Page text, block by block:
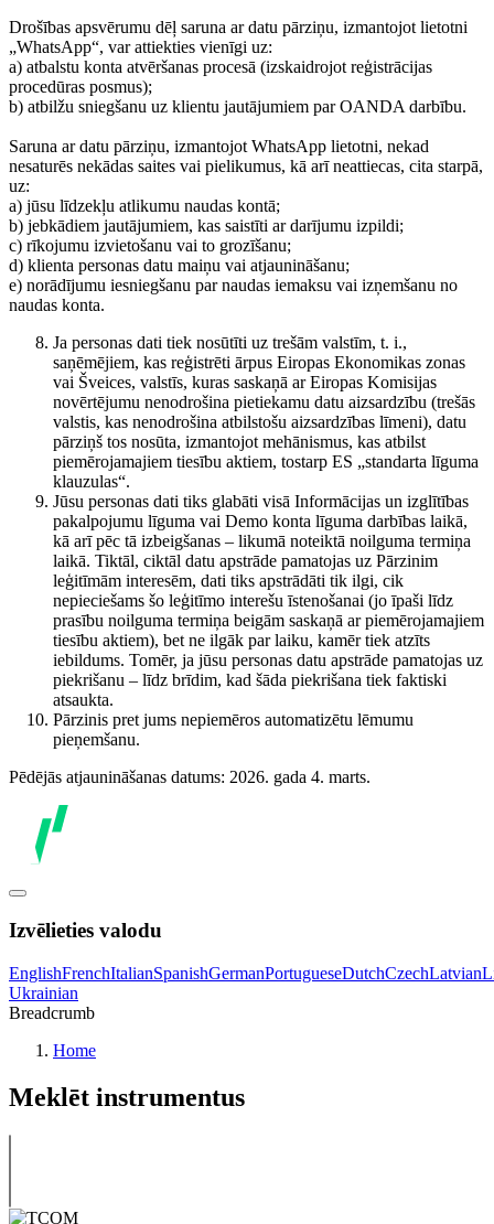
Drošības apsvērumu dēļ saruna ar datu pārziņu, izmantojot lietotni
„WhatsApp“, var attiekties vienīgi uz:
a) atbalstu konta atvēršanas procesā (izskaidrojot reģistrācijas
procedūras posmus);
b) atbilžu sniegšanu uz klientu jautājumiem par OANDA darbību.
Saruna ar datu pārziņu, izmantojot WhatsApp lietotni, nekad
nesaturēs nekādas saites vai pielikumus, kā arī neattiecas, cita starpā,
uz:
a) jūsu līdzekļu atlikumu naudas kontā;
b) jebkādiem jautājumiem, kas saistīti ar darījumu izpildi;
c) rīkojumu izvietošanu vai to grozīšanu;
d) klienta personas datu maiņu vai atjaunināšanu;
e) norādījumu iesniegšanu par naudas iemaksu vai izņemšanu no
naudas konta.
Ja personas dati tiek nosūtīti uz trešām valstīm, t. i.,
saņēmējiem, kas reģistrēti ārpus Eiropas Ekonomikas zonas
vai Šveices, valstīs, kuras saskaņā ar Eiropas Komisijas
novērtējumu nenodrošina pietiekamu datu aizsardzību (trešās
valstis, kas nenodrošina atbilstošu aizsardzības līmeni), datu
pārziņš tos nosūta, izmantojot mehānismus, kas atbilst
piemērojamajiem tiesību aktiem, tostarp ES „standarta līguma
klauzulas“.
Jūsu personas dati tiks glabāti visā Informācijas un izglītības
pakalpojumu līguma vai Demo konta līguma darbības laikā,
kā arī pēc tā izbeigšanas – likumā noteiktā noilguma termiņa
laikā. Tiktāl, ciktāl datu apstrāde pamatojas uz Pārzinim
leģitīmām interesēm, dati tiks apstrādāti tik ilgi, cik
nepieciešams šo leģitīmo interešu īstenošanai (jo īpaši līdz
prasību noilguma termiņa beigām saskaņā ar piemērojamajiem
tiesību aktiem), bet ne ilgāk par laiku, kamēr tiek atzīts
iebildums. Tomēr, ja jūsu personas datu apstrāde pamatojas uz
piekrišanu – līdz brīdim, kad šāda piekrišana tiek faktiski
atsaukta.
Pārzinis pret jums nepiemēros automatizētu lēmumu
pieņemšanu.
Pēdējās atjaunināšanas datums: 2026. gada 4. marts.
Izvēlieties valodu
EnglishFrenchItalianSpanishGermanPortugueseDutchCzechLatvian
Ukrainian
Breadcrumb
Home
Meklēt instrumentus